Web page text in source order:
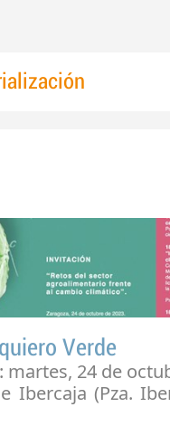
Verde
: martes, 24 de
Ibercaja (Pza.